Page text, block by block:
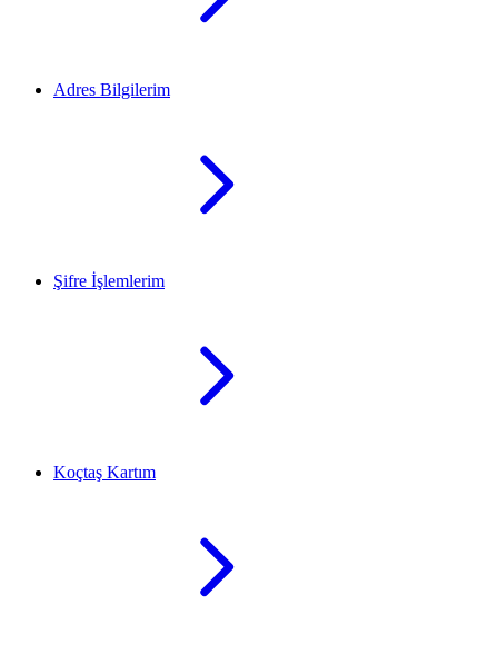
Adres Bilgilerim
Şifre İşlemlerim
Koçtaş Kartım